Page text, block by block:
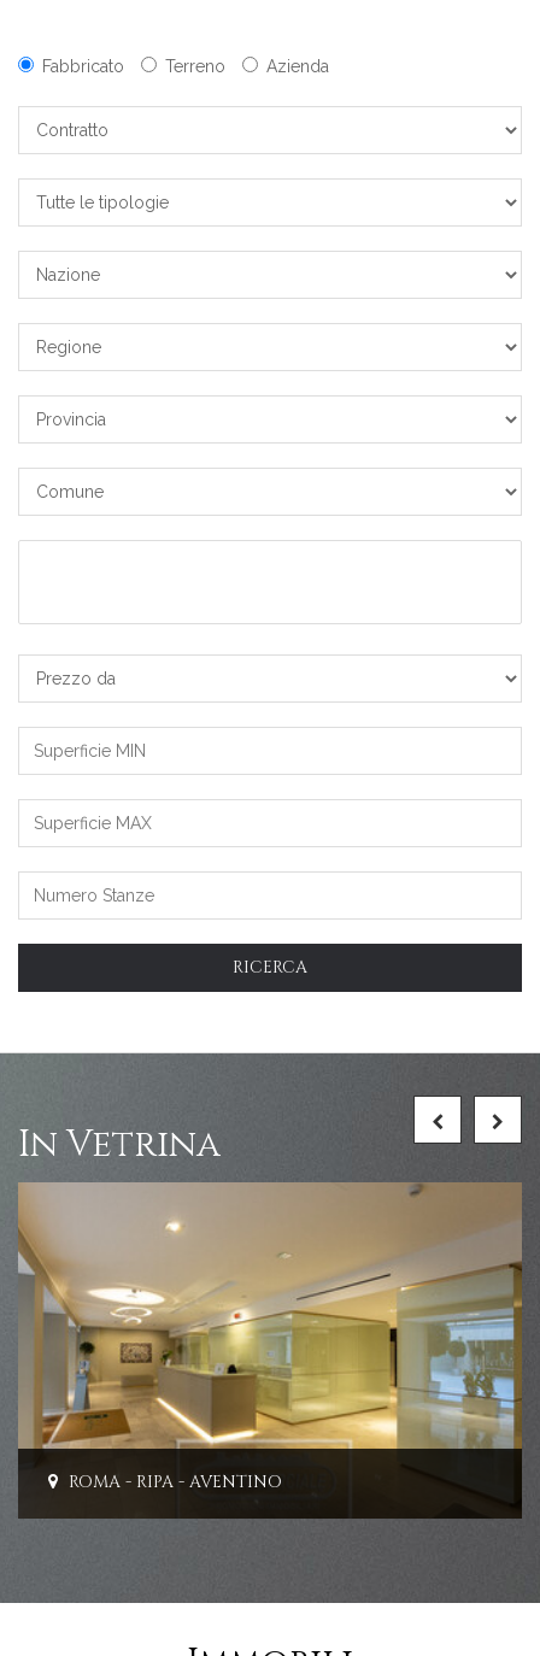
Fabbricato Terreno Azienda
Contratto
Tutte
le
Tipologie
Nazione
Regione
Provincia
Comune
zone
Prezzo
da/a
Superficie
MIN
Superficie
MAX
RICERCA
In Vetrina
ROMA - RIPA - AVENTINO